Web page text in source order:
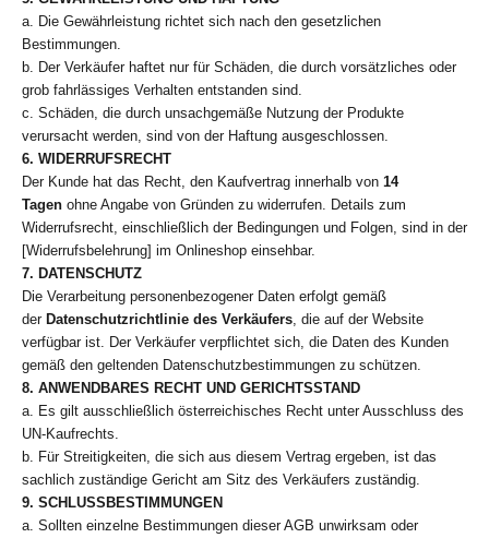
a. Die Gewährleistung richtet sich nach den gesetzlichen
Bestimmungen.
b. Der Verkäufer haftet nur für Schäden, die durch vorsätzliches oder
grob fahrlässiges Verhalten entstanden sind.
c. Schäden, die durch unsachgemäße Nutzung der Produkte
verursacht werden, sind von der Haftung ausgeschlossen.
6. WIDERRUFSRECHT
Der Kunde hat das Recht, den Kaufvertrag innerhalb von 14
Tagen ohne Angabe von Gründen zu widerrufen. Details zum
Widerrufsrecht, einschließlich der Bedingungen und Folgen, sind in der
[Widerrufsbelehrung] im Onlineshop einsehbar.
7. DATENSCHUTZ
Die Verarbeitung personenbezogener Daten erfolgt gemäß
der Datenschutzrichtlinie des Verkäufers , die auf der Website
verfügbar ist. Der Verkäufer verpflichtet sich, die Daten des Kunden
gemäß den geltenden Datenschutzbestimmungen zu schützen.
8. ANWENDBARES RECHT UND GERICHTSSTAND
a. Es gilt ausschließlich österreichisches Recht unter Ausschluss des
UN-Kaufrechts.
b. Für Streitigkeiten, die sich aus diesem Vertrag ergeben, ist das
sachlich zuständige Gericht am Sitz des Verkäufers zuständig.
9. SCHLUSSBESTIMMUNGEN
a. Sollten einzelne Bestimmungen dieser AGB unwirksam oder